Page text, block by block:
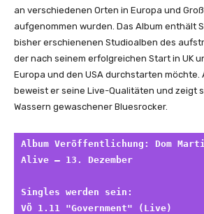
an verschiedenen Orten in Europa und
aufgenommen wurden. Das Album enthält
bisher erschienenen Studioalben des
der nach seinem erfolgreichen Start in UK
Europa und den USA durchstarten möchte.
beweist er seine Live-Qualitäten und zeigt
Wassern gewaschener Bluesrocker.
Album Veröffentlichung: Dom
Alive – 13. Dezember
Singles werden sein:
VÖ 1.11 "Government" (Live)